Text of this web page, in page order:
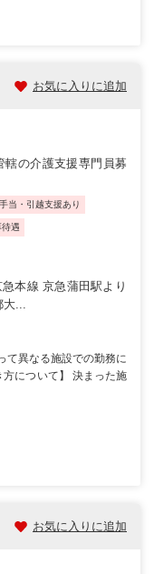
お気に入りに追加
轄の介護支援専門員募
当・引越支援あり
遇
本線 京急蒲田駅より
大...
て異なる施設での勤務に
について】 決まった施
お気に入りに追加